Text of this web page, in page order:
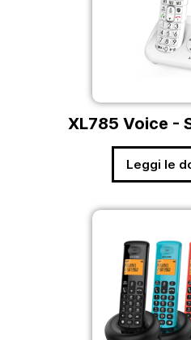
XL785 Voice -
Leggi le